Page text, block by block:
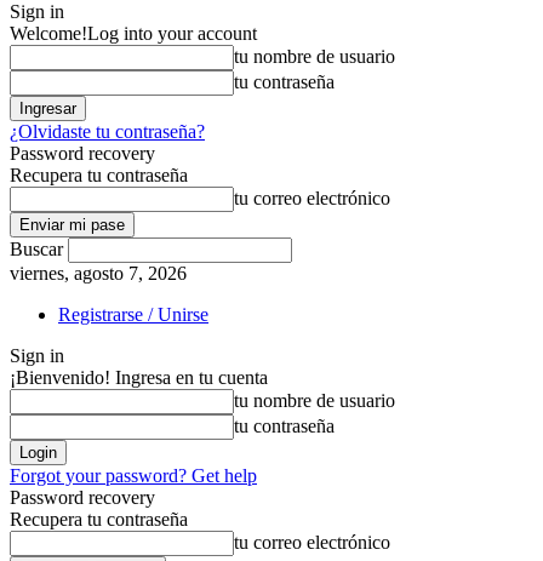
Sign in
Welcome!Log into your account
tu nombre de usuario
tu contraseña
¿Olvidaste tu contraseña?
Password recovery
Recupera tu contraseña
tu correo electrónico
Buscar
viernes, agosto 7, 2026
Registrarse / Unirse
Sign in
¡Bienvenido! Ingresa en tu cuenta
tu nombre de usuario
tu contraseña
Forgot your password? Get help
Password recovery
Recupera tu contraseña
tu correo electrónico